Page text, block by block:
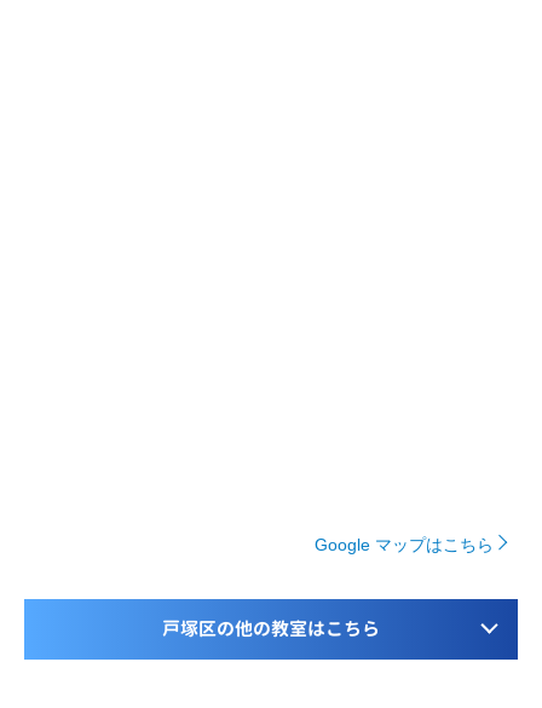
Google マップはこちら
戸塚区の他の教室はこちら